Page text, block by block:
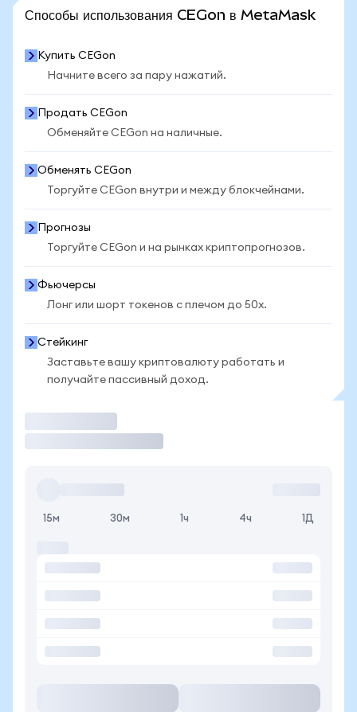
Способы использования CEGon в MetaMask
Купить CEGon
Начните всего за пару нажатий.
Продать CEGon
Обменяйте CEGon на наличные.
Обменять CEGon
Торгуйте CEGon внутри и между блокчейнами.
Прогнозы
Торгуйте CEGon и на рынках криптопрогнозов.
Фьючерсы
Лонг или шорт токенов с плечом до 50x.
Стейкинг
Заставьте вашу криптовалюту работать и
получайте пассивный доход.
15м 30м 1ч 4ч 1Д